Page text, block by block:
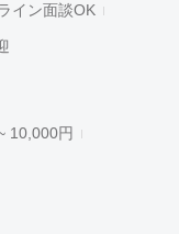
イン面談OK
10,000円